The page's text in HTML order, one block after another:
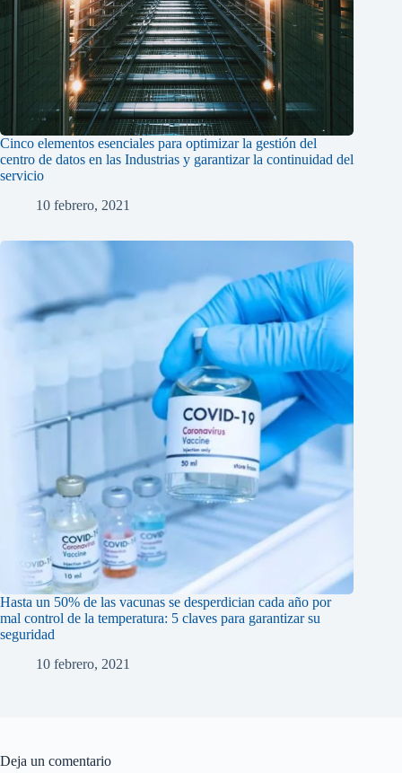
Cinco elementos esenciales para optimizar la gestión del
centro de datos en las Industrias y garantizar la continuidad del
servicio
10 febrero, 2021
Hasta un 50% de las vacunas se desperdician cada año por
mal control de la temperatura: 5 claves para garantizar su
seguridad
10 febrero, 2021
Deja un comentario